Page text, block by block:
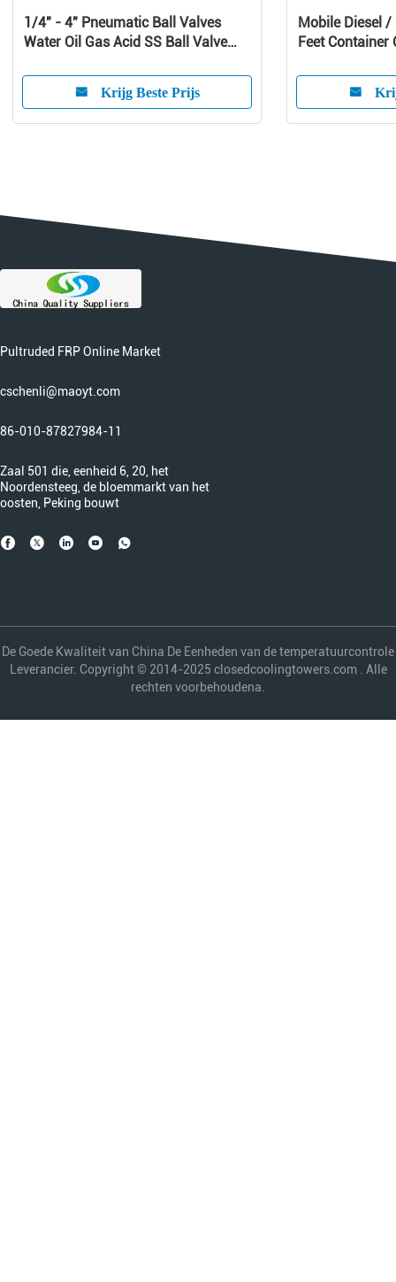
1/4" - 4" Pneumatic Ball Valves
Water Oil Gas Acid SS Ball Valve
Krijg Beste Prijs
Mobile Diesel /
Feet Container
Pultruded FRP Online Market
cschenli@maoyt.com
86-010-87827984-11
Zaal 501 die, eenheid 6, 20, het
Noordensteeg, de bloemmarkt van het
oosten, Peking bouwt
De Goede Kwaliteit van China De Eenheden van de temperatuurcontrole
Leverancier. Copyright © 2014-2025 closedcoolingtowers.com . Alle
rechten voorbehoudena.